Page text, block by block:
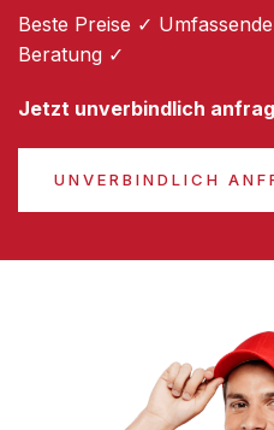
Beste Preise ✓
Beratung ✓
Jetzt unverbindlich
UNVERBINDLICH